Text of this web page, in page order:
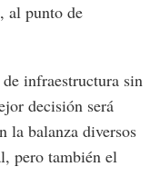
al punto de
infraestructura sin
decisión será
la balanza diversos
pero también el